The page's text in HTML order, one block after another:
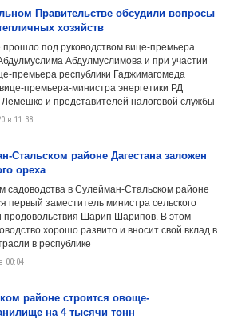
Правительстве обсудили вопросы
хозяйств
под руководством вице-премьера
Абдулмуслимова и при участии
премьера республики Гаджимагомеда
премьера-министра энергетики РД
и представителей налоговой службы
в 11:38
Стальском районе Дагестана заложен
ореха
садоводства в Сулейман-Стальском районе
первый заместитель министра сельского
продовольствия Шарип Шарипов. В этом
хорошо развито и вносит свой вклад в
в республике
00:04
районе строится овоще-
на 4 тысячи тонн